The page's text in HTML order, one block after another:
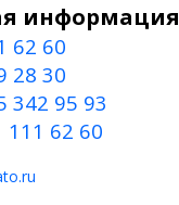
информация
62 60
28 30
342 95 93
111 62 60